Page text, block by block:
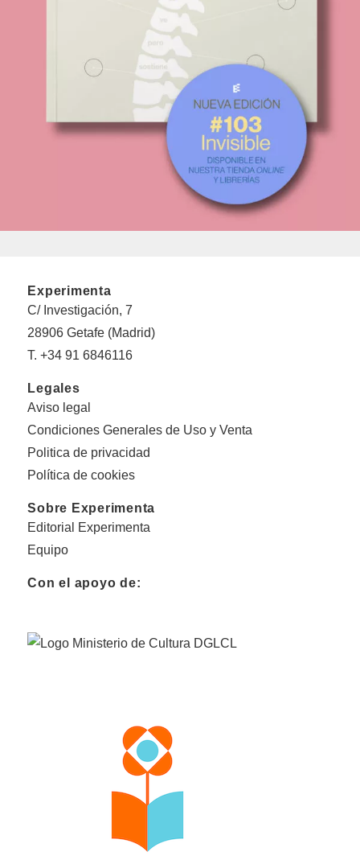
Experimenta
C/ Investigación, 7
28906 Getafe (Madrid)
T. +34 91 6846116
Legales
Aviso legal
Condiciones Generales de Uso y Venta
Politica de privacidad
Política de cookies
Sobre Experimenta
Editorial Experimenta
Equipo
Con el apoyo de: